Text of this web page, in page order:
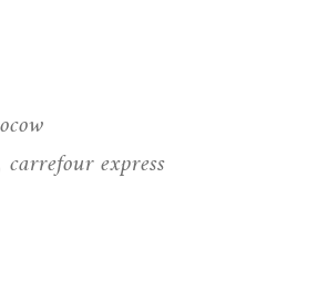
carrefour express